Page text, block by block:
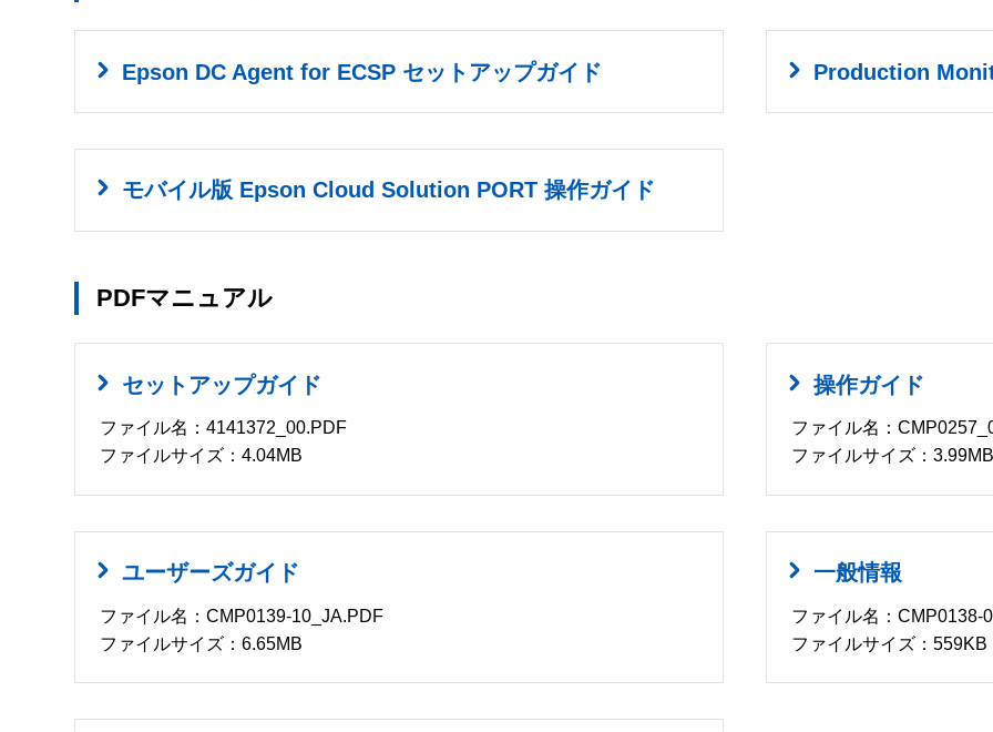
Epson DC Agent for ECSP セットアップガイド Production
モバイル版 Epson Cloud Solution PORT 操作ガイド
PDFマニュアル
セットアップガイド
ファイル名：4141372_00.PDF
ファイルサイズ：4.04MB
操作ガイド
ファイル名：
ファイルサイズ：
ユーザーズガイド
ファイル名：CMP0139-10_JA.PDF
ファイルサイズ：6.65MB
一般情報
ファイル名：CMP0138-
ファイルサイズ：559KB